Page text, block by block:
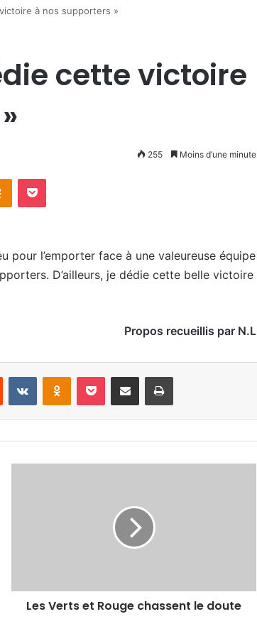
à nos supporters »
cette victoire
255 Moins d’une minute
Odnoklassniki
Pocket
pour l’emporter face à une valeureuse équipe
D’ailleurs, je dédie cette belle victoire
Propos recueillis par N.L
Reddit VKontakteOdnoklassniki
Pocket Partager par email Imprimer
Les Verts et Rouge chassent le doute